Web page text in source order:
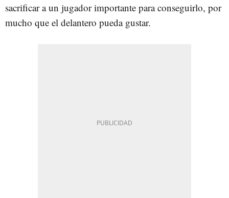
sacrificar a un jugador importante para conseguirlo, por
mucho que el delantero pueda gustar.